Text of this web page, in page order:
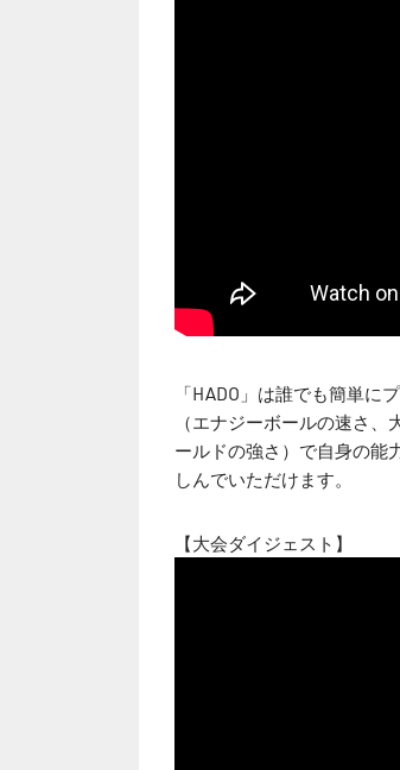
「HADO」は誰でも簡単
（エナジーボールの速さ
ールドの強さ）で自身の能
しんでいただけます。
【大会ダイジェスト】